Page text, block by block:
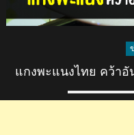
แกงพะแนงไทย คว้าอั